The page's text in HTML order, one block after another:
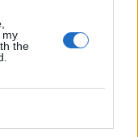
my
the
Νοσοκομείο
8 ημερών